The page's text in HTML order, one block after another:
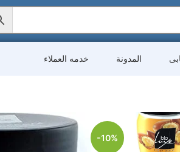
المدونة خدمه العملاء
-10%